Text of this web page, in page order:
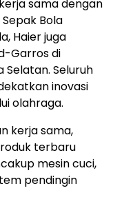
sama dengan
Sepak Bola
Haier juga
Garros di
Selatan. Seluruh
inovasi
olahraga.
kerja sama,
terbaru
mesin cuci,
pendingin